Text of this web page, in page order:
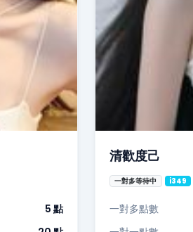
5 點
清歡度己
一對多等待中 i349
一對多點數